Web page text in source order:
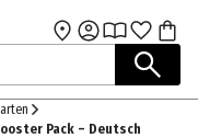
Pack – Deutsch